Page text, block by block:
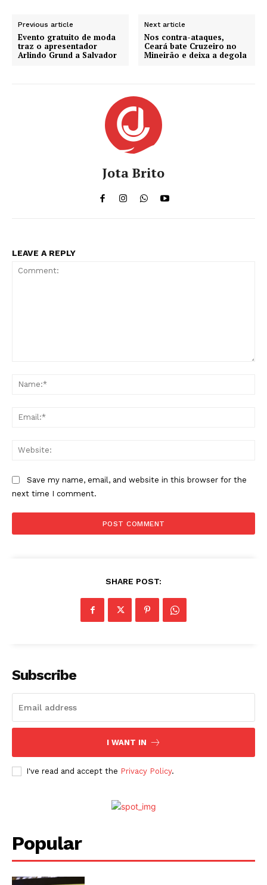
Previous article
Evento gratuito de moda
traz o apresentador
Arlindo Grund a Salvador
Next article
Nos contra-ataques,
Ceará bate Cruzeiro no
Mineirão e deixa a degola
Jota Brito
LEAVE A REPLY
Save my name, email, and website in this browser for the
next time I comment.
SHARE POST:
Subscribe
I WANT IN
I've read and accept the Privacy Policy.
Popular